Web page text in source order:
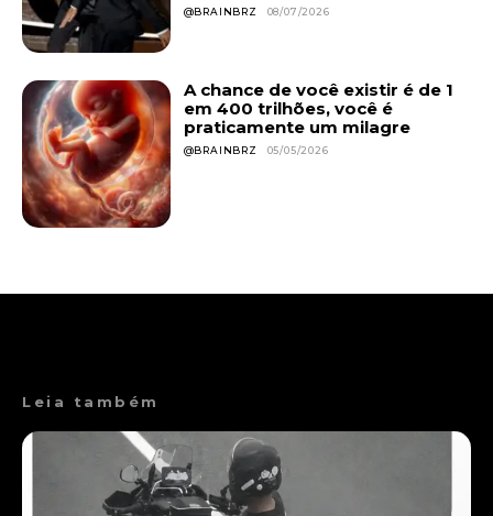
@BRAINBRZ 08/07/2026
A chance de você existir é de 1
em 400 trilhões, você é
praticamente um milagre
@BRAINBRZ 05/05/2026
Leia também